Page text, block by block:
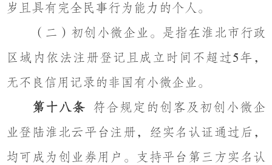
岁且具有完全民事行为能力的个人。
（二）初创小微企业。是指在淮北市行政
区域内依法注册登记且成立时间不超过5年，
无不良信用记录的非国有小微企业。
第十八条
符合规定的创客及初创小微企
业登陆淮北云平台注册，经实名认证通过后，
均可成为创业券用户。支持平台第三方实名认